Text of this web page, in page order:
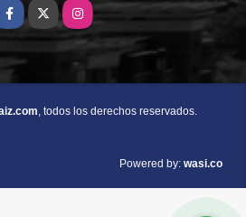
X Instagram
, todos los derechos reservados.
Powered by: wasi.co